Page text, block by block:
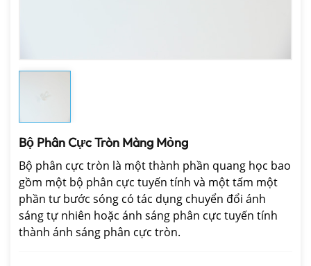
Bộ Phân Cực Tròn Màng Mỏng
Bộ phân cực tròn là một thành phần quang học bao
gồm một bộ phân cực tuyến tính và một tấm một
phần tư bước sóng có tác dụng chuyển đổi ánh
sáng tự nhiên hoặc ánh sáng phân cực tuyến tính
thành ánh sáng phân cực tròn.